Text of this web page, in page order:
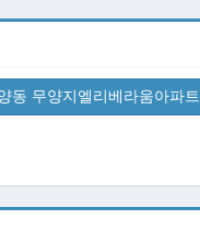
동 무양지엘리베라움아파트